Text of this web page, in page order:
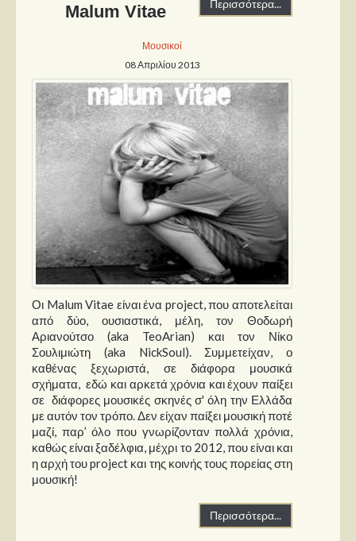
Περισσότερα...
Malum Vitae
Μουσικοί
08 Απριλίου 2013
Οι Malum Vitae είναι ένα project, που αποτελείται
από δύο, ουσιαστικά, μέλη, τον Θοδωρή
Αριανούτσο (aka TeoArian) και τον Νίκο
Σουλιμιώτη (aka NickSoul). Συμμετείχαν, ο
καθένας ξεχωριστά, σε διάφορα μουσικά
σχήματα, εδώ και αρκετά χρόνια και έχουν παίξει
σε διάφορες μουσικές σκηνές σ' όλη την Ελλάδα
με αυτόν τον τρόπο. Δεν είχαν παίξει μουσική ποτέ
μαζί, παρ’ όλο που γνωρίζονταν πολλά χρόνια,
καθώς είναι ξαδέλφια, μέχρι το 2012, που είναι και
η αρχή του project και της κοινής τους πορείας στη
μουσική!
Περισσότερα...